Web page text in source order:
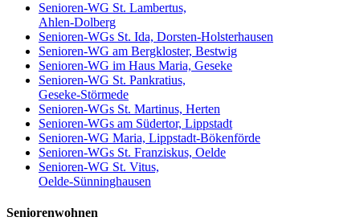
Senioren-WG St. Lambertus,
Ahlen-Dolberg
Senioren-WGs St. Ida, Dorsten-Holsterhausen
Senioren-WG am Bergkloster, Bestwig
Senioren-WG im Haus Maria, Geseke
Senioren-WG St. Pankratius,
Geseke-Störmede
Senioren-WGs St. Martinus, Herten
Senioren-WGs am Südertor, Lippstadt
Senioren-WG Maria, Lippstadt-Bökenförde
Senioren-WGs St. Franziskus, Oelde
Senioren-WG St. Vitus,
Oelde-Sünninghausen
Seniorenwohnen